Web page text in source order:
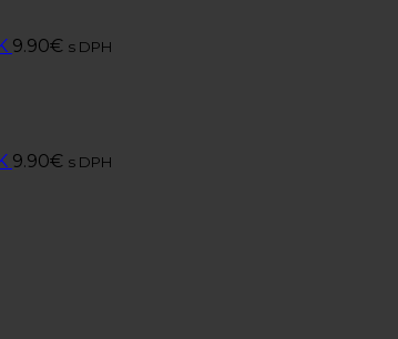
9.90€ s DPH
9.90€ s DPH